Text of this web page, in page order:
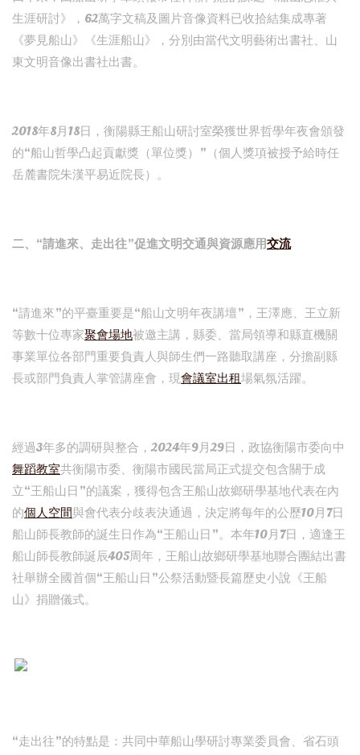
生涯研討》，62萬字文稿及圖片音像資料已收拾結集成專著
《夢見船山》《生涯船山》，分別由當代文明藝術出書社、山
東文明音像出書社出書。
2018年8月18日，衡陽縣王船山研討室榮獲世界哲學年夜會頒發
的“船山哲學凸起貢獻獎（單位獎）”（個人獎項被授予給時任
岳麓書院朱漢平易近院長）。
二、“請進來、走出往”促進文明交通與資源應用交流
“請進來”的平臺重要是“船山文明年夜講壇”，王澤應、王立新
等數十位專家聚會場地被邀主講，縣委、當局領導和縣直機關
事業單位各部門重要負責人與師生們一路聽取講座，分擔副縣
長或部門負責人掌管講座會，現會議室出租場氣氛活躍。
經過3年多的調研與整合，2024年9月29日，政協衡陽市委向中
舞蹈教室共衡陽市委、衡陽市國民當局正式提交包含關于成
立“王船山日”的議案，獲得包含王船山故鄉研學基地代表在內
的個人空間與會代表分歧表決通過，決定將每年的公歷10月7日
船山師長教師的誕生日作為“王船山日”。本年10月7日，適逢王
船山師長教師誕辰405周年，王船山故鄉研學基地聯合團結出書
社舉辦全國首個“王船山日”公祭活動暨長篇歷史小說《王船
山》捐贈儀式。
“走出往”的特點是：共同中華船山學研討專業委員會、省石頭